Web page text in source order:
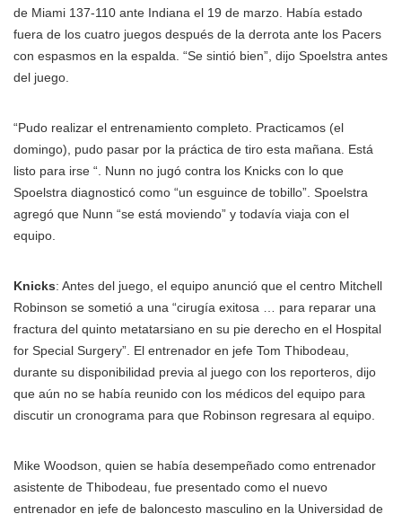
de Miami 137-110 ante Indiana el 19 de marzo. Había estado
fuera de los cuatro juegos después de la derrota ante los Pacers
con espasmos en la espalda. “Se sintió bien”, dijo Spoelstra antes
del juego.
“Pudo realizar el entrenamiento completo. Practicamos (el
domingo), pudo pasar por la práctica de tiro esta mañana. Está
listo para irse “. Nunn no jugó contra los Knicks con lo que
Spoelstra diagnosticó como “un esguince de tobillo”. Spoelstra
agregó que Nunn “se está moviendo” y todavía viaja con el
equipo.
Knicks: Antes del juego, el equipo anunció que el centro Mitchell
Robinson se sometió a una “cirugía exitosa … para reparar una
fractura del quinto metatarsiano en su pie derecho en el Hospital
for Special Surgery”. El entrenador en jefe Tom Thibodeau,
durante su disponibilidad previa al juego con los reporteros, dijo
que aún no se había reunido con los médicos del equipo para
discutir un cronograma para que Robinson regresara al equipo.
Mike Woodson, quien se había desempeñado como entrenador
asistente de Thibodeau, fue presentado como el nuevo
entrenador en jefe de baloncesto masculino en la Universidad de